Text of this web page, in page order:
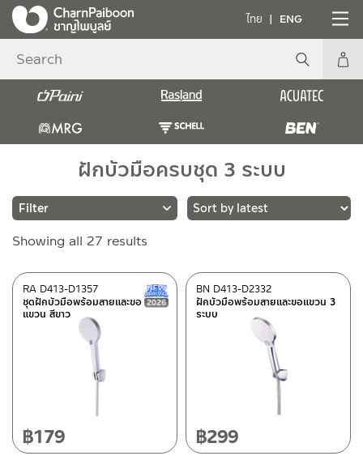
ไทย ENG
ฝักบัวมือครบชุด 3 ระบบ
Brands
RASLAND
(14)
BEN(13)
Plastic ABS
Showing all 27 results
latest
ชุดฝักบัวมือพร้อมสายและขอ
แขวน สีขาว
RA D413-D1357 New Arrival สินค้าใหม่ ปี 2026
฿179
ฝักบัวมือพร้อมสายและขอแขวน 3
ระบบ
BN D413-D2332
฿299